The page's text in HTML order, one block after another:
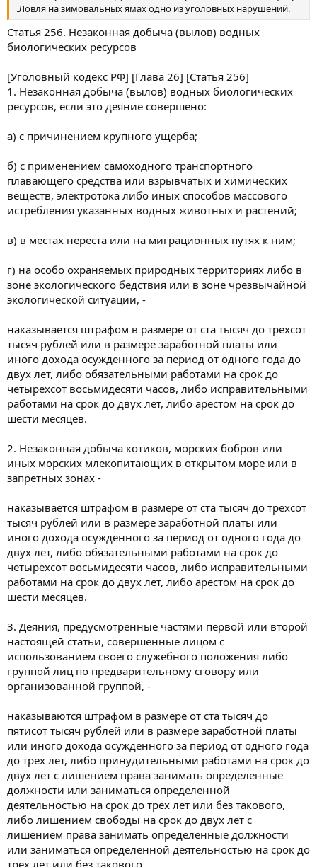
.Ловля на зимовальных ямах одно из уголовных нарушений.
Статья 256. Незаконная добыча (вылов) водных
биологических ресурсов
[Уголовный кодекс РФ] [Глава 26] [Статья 256]
1. Незаконная добыча (вылов) водных биологических
ресурсов, если это деяние совершено:
а) с причинением крупного ущерба;
б) с применением самоходного транспортного
плавающего средства или взрывчатых и химических
веществ, электротока либо иных способов массового
истребления указанных водных животных и растений;
в) в местах нереста или на миграционных путях к ним;
г) на особо охраняемых природных территориях либо в
зоне экологического бедствия или в зоне чрезвычайной
экологической ситуации, -
наказывается штрафом в размере от ста тысяч до трехсот
тысяч рублей или в размере заработной платы или
иного дохода осужденного за период от одного года до
двух лет, либо обязательными работами на срок до
четырехсот восьмидесяти часов, либо исправительными
работами на срок до двух лет, либо арестом на срок до
шести месяцев.
2. Незаконная добыча котиков, морских бобров или
иных морских млекопитающих в открытом море или в
запретных зонах -
наказывается штрафом в размере от ста тысяч до трехсот
тысяч рублей или в размере заработной платы или
иного дохода осужденного за период от одного года до
двух лет, либо обязательными работами на срок до
четырехсот восьмидесяти часов, либо исправительными
работами на срок до двух лет, либо арестом на срок до
шести месяцев.
3. Деяния, предусмотренные частями первой или второй
настоящей статьи, совершенные лицом с
использованием своего служебного положения либо
группой лиц по предварительному сговору или
организованной группой, -
наказываются штрафом в размере от ста тысяч до
пятисот тысяч рублей или в размере заработной платы
или иного дохода осужденного за период от одного года
до трех лет, либо принудительными работами на срок до
двух лет с лишением права занимать определенные
должности или заниматься определенной
деятельностью на срок до трех лет или без такового,
либо лишением свободы на срок до двух лет с
лишением права занимать определенные должности
или заниматься определенной деятельностью на срок до
трех лет или без такового.